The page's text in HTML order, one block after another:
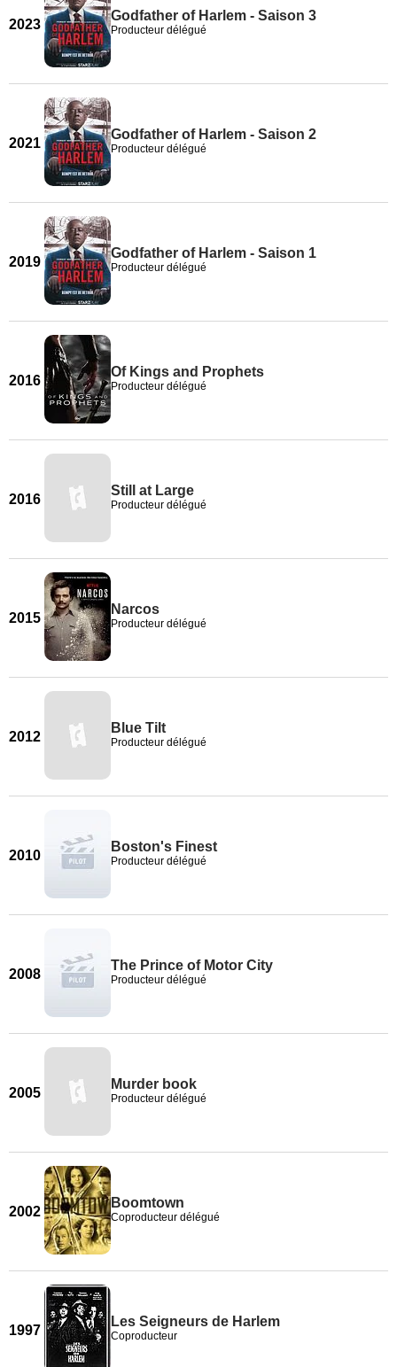
2023
Godfather of Harlem - Saison 3
Producteur délégué
2021
Godfather of Harlem - Saison 2
Producteur délégué
2019
Godfather of Harlem - Saison 1
Producteur délégué
2016
Of Kings and Prophets
Producteur délégué
2016
Still at Large
Producteur délégué
2015
Narcos
Producteur délégué
2012
Blue Tilt
Producteur délégué
2010
Boston's Finest
Producteur délégué
2008
The Prince of Motor City
Producteur délégué
2005
Murder book
Producteur délégué
2002
Boomtown
Coproducteur délégué
1997
Les Seigneurs de Harlem
Coproducteur